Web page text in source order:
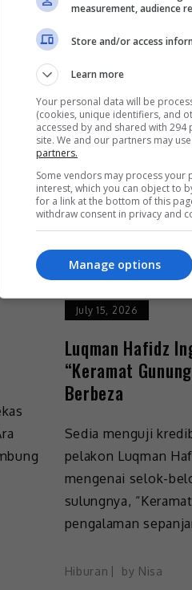
Berhijrah Ke
Selepas mencipta
Shila Amzah
lewatnya pada
atau nama […]
Hiburan byNisa
July 15, 2026
Luqman Hafidz
“Keramat
Berbeza
Sedia menguji
pelakon Luqman
mengenai selok-
sulungnya,
pengalaman
Hiburan by Nisa
measurement, audience
Store and/or access
Learn more
Your personal data will be
(cookies, unique identifiers, and
accessed by and shared with
site. We and our partners may
partners.
Some vendors may process
interest, which you can object to
for a link at the bottom of this
withdraw consent in privacy and
Manage options